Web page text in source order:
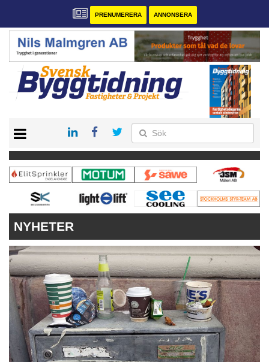
PRENUMERERA ANNONSERA
PRENUMERERA
VÅRA ANDRA MAGASIN
ANNONSERA
NYHETER